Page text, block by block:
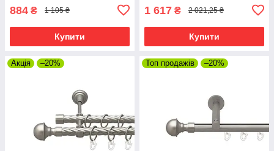
884 ₴ 1 105 ₴
Купити
1 617 ₴ 2 021,25 ₴
Купити
Акція –20% Топ продажів –20%